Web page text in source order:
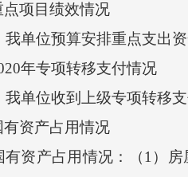
项目绩效情况
位预算安排重点支出资
年专项转移支付情况
位收到上级专项转移支
资产占用情况
产占用情况：（1）房